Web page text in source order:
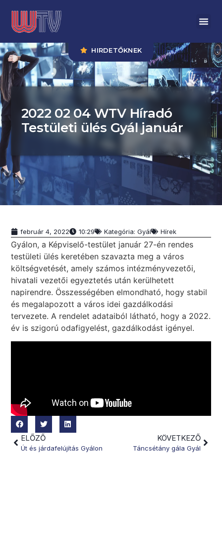
HIRDETŐKNEK
2022 02 04 WTV Híradó
Testületi ülés Gyál január
február 4, 2022 10:29 Kategória: Gyál Hírek
Gyálon, a Képviselő-testület január 27-én rendes
testületi ülés keretében szavazta meg a város
költségvetését, amely számos intézményvezetői,
hivatali vezetői egyeztetés után kerülhetett
napirendre. Összességében elmondható, hogy stabil
és megalapozott a város idei gazdálkodási
tervezete. A rendelet adataiból látható, hogy a 2022.
év is szigorú odafigyelést, gazdálkodást igényel.
ELŐZŐ
Út és járdafelújítás Gyálon
KÖVETKEZŐ
Táncsétány gála Gyál